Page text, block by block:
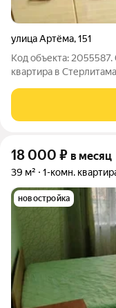
улица Артёма,151
Код объекта:
квартира в
изолированной
для одного человека
18 000 ₽ в месяц
39 м² 1-комн.
новостройка